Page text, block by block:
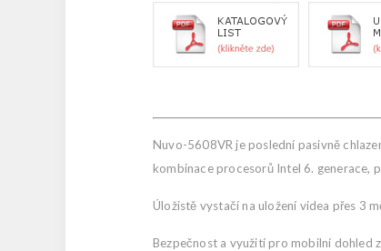
Nuvo-5608VR je poslední pasivně
kombinace procesorů Intel 6. generace,
Úložistě vystačí na uložení videa přes 3
Bezpečnost a využití pro mobilní dohled